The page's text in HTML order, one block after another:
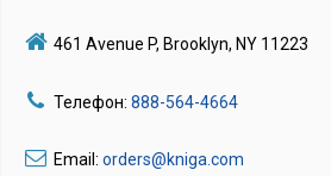
461 Avenue P, Brooklyn, NY 11223
Телефон: 888-564-4664
Email: orders@kniga.com